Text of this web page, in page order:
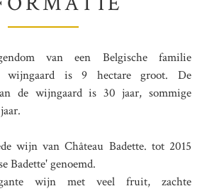
van een Belgische familie
wijngaard is 9 hectare groot. De
de wijngaard is 30 jaar, sommige
wijn van Château Badette. tot 2015
Badette' genoemd.
wijn met veel fruit, zachte